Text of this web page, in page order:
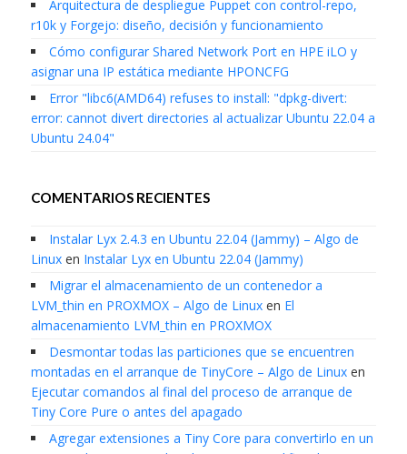
Arquitectura de despliegue Puppet con control-repo,
r10k y Forgejo: diseño, decisión y funcionamiento
Cómo configurar Shared Network Port en HPE iLO y
asignar una IP estática mediante HPONCFG
Error "libc6(AMD64) refuses to install: "dpkg-divert:
error: cannot divert directories al actualizar Ubuntu 22.04 a
Ubuntu 24.04"
COMENTARIOS RECIENTES
Instalar Lyx 2.4.3 en Ubuntu 22.04 (Jammy) – Algo de
Linuxen Instalar Lyx en Ubuntu 22.04 (Jammy)
Migrar el almacenamiento de un contenedor a
LVM_thin en PROXMOX – Algo de Linuxen El
almacenamiento LVM_thin en PROXMOX
Desmontar todas las particiones que se encuentren
montadas en el arranque de TinyCore – Algo de Linuxen
Ejecutar comandos al final del proceso de arranque de
Tiny Core Pure o antes del apagado
Agregar extensiones a Tiny Core para convertirlo en un